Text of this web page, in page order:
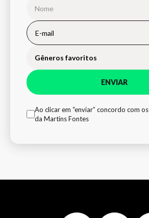
Gêneros favoritos
ENVIAR
Ao clicar em “enviar” concordo com os
da Martins Fontes